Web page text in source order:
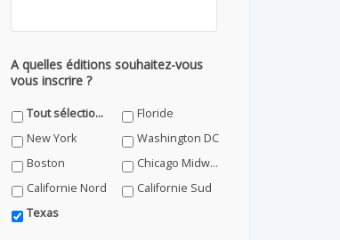
A quelles éditions souhaitez-vous
vous inscrire ?
Tout sélectionner
Floride
New York
Washington DC
Boston
Chicago Midwest
Californie Nord
Californie Sud
Texas